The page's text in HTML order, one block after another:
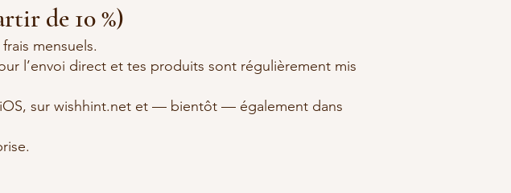
de 10 %)
mensuels.
l’envoi direct et tes produits sont régulièrement mis
sur wishhint.net et — bientôt — également dans